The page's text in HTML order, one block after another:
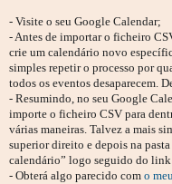
- Visite o seu Google Calendar;
- Antes de importar o ficheiro
crie um calendário novo
simples repetir o processo por
todos os eventos desaparecem.
- Resumindo, no seu Google
importe o ficheiro CSV para
várias maneiras. Talvez a mais
superior direito e depois na
calendário” logo seguido do
- Obterá algo parecido com o